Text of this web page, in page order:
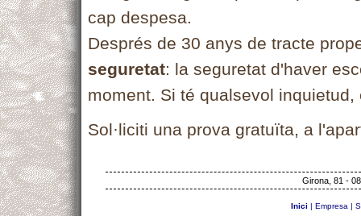
cap despesa.
Després de 30 anys de tracte
seguretat: la seguretat d'haver
moment. Si té qualsevol
Sol·liciti una prova gratuïta, a
Girona, 81 -
Inici | Empresa |